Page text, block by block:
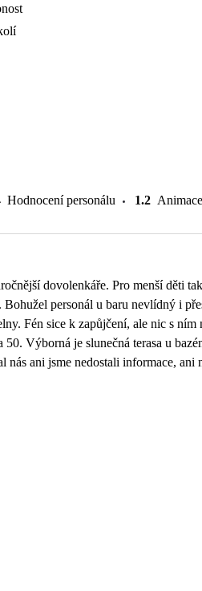
Hodnocení personálu 1.2 Animace
dovolenkáře. Pro menší děti
baru nevlídný i přesto, že si chcete zaplatit něco navíc.
Fén sice k zapůjčení, ale nic s
Výborná je slunečná terasa u
nás ani jsme nedostali informace,